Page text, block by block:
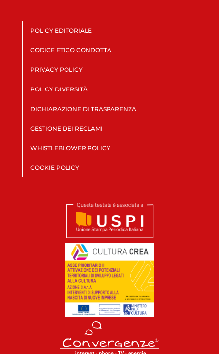
POLICY EDITORIALE
CODICE ETICO CONDOTTA
PRIVACY POLICY
POLICY DIVERSITÀ
DICHIARAZIONE DI TRASPARENZA
GESTIONE DEI RECLAMI
WHISTLEBLOWER POLICY
COOKIE POLICY